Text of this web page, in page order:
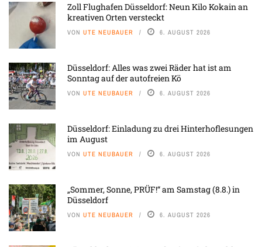
Zoll Flughafen Düsseldorf: Neun Kilo Kokain an
kreativen Orten versteckt
VON UTE NEUBAUER 6. AUGUST 2026
Düsseldorf: Alles was zwei Räder hat ist am
Sonntag auf der autofreien Kö
VON UTE NEUBAUER 6. AUGUST 2026
Düsseldorf: Einladung zu drei Hinterhoflesungen
im August
VON UTE NEUBAUER 6. AUGUST 2026
„Sommer, Sonne, PRÜF!“ am Samstag (8.8.) in
Düsseldorf
VON UTE NEUBAUER 6. AUGUST 2026